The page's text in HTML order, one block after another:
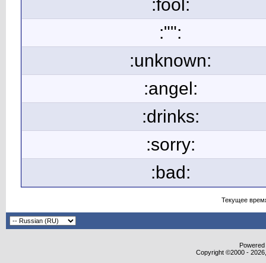
:fool:
:"":
:unknown:
:angel:
:drinks:
:sorry:
:bad:
Текущее
Copyright ©2000 -